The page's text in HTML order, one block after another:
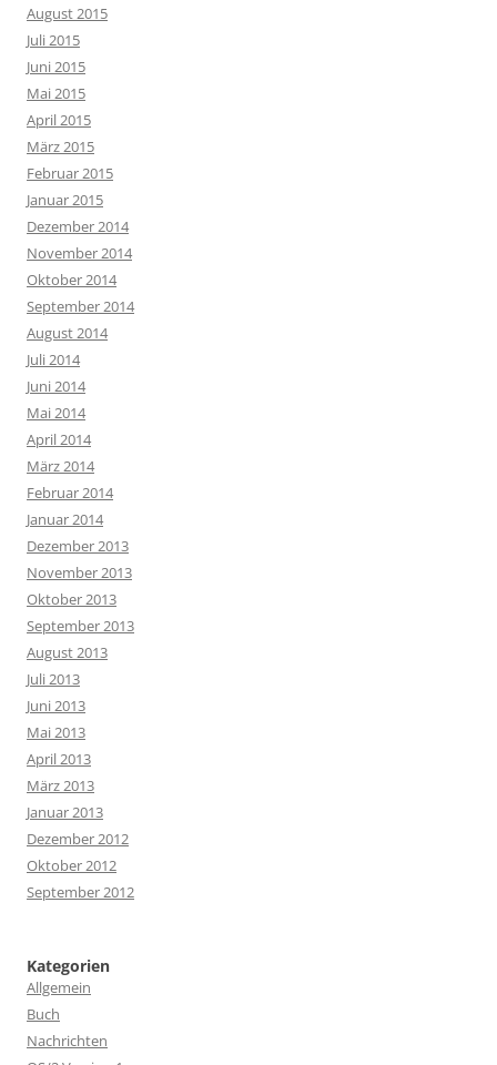
August 2015
Juli 2015
Juni 2015
Mai 2015
April 2015
März 2015
Februar 2015
Januar 2015
Dezember 2014
November 2014
Oktober 2014
September 2014
August 2014
Juli 2014
Juni 2014
Mai 2014
April 2014
März 2014
Februar 2014
Januar 2014
Dezember 2013
November 2013
Oktober 2013
September 2013
August 2013
Juli 2013
Juni 2013
Mai 2013
April 2013
März 2013
Januar 2013
Dezember 2012
Oktober 2012
September 2012
Kategorien
Allgemein
Buch
Nachrichten